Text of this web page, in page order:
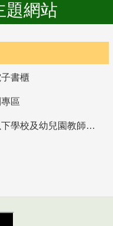
題網站
書櫃
區
教育部高中等以下學校及幼兒園教師資格檢定考試